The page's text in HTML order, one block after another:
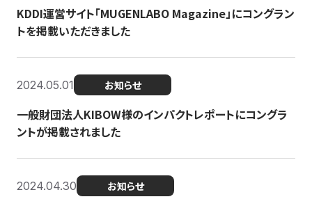
KDDI運営サイト「MUGENLABO Magazine」にコングラン
トを掲載いただきました
2024.05.01 お知らせ
一般財団法人KIBOW様のインパクトレポートにコングラ
ントが掲載されました
2024.04.30 お知らせ